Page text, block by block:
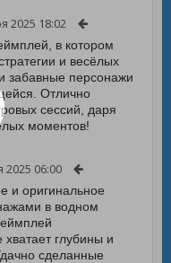
2025 18:02
в котором
и весёлых
забавные персонажи
Отлично
сессий, даря
моментов!
2025 06:00
и оригинальное
в водном
глубины и
сделанные